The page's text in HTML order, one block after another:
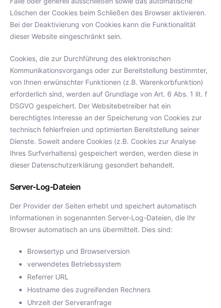
Löschen der Cookies beim Schließen des Browser aktivieren.
Bei der Deaktivierung von Cookies kann die Funktionalität
dieser Website eingeschränkt sein.
Cookies, die zur Durchführung des elektronischen
Kommunikationsvorgangs oder zur Bereitstellung bestimmter,
von Ihnen erwünschter Funktionen (z.B. Warenkorbfunktion)
erforderlich sind, werden auf Grundlage von Art. 6 Abs. 1 lit. f
DSGVO gespeichert. Der Websitebetreiber hat ein
berechtigtes Interesse an der Speicherung von Cookies zur
technisch fehlerfreien und optimierten Bereitstellung seiner
Dienste. Soweit andere Cookies (z.B. Cookies zur Analyse
Ihres Surfverhaltens) gespeichert werden, werden diese in
dieser Datenschutzerklärung gesondert behandelt.
Server-Log-Dateien
Der Provider der Seiten erhebt und speichert automatisch
Informationen in sogenannten Server-Log-Dateien, die Ihr
Browser automatisch an uns übermittelt. Dies sind:
Browsertyp und Browserversion
verwendetes Betriebssystem
Referrer URL
Hostname des zugreifenden Rechners
Uhrzeit der Serveranfrage